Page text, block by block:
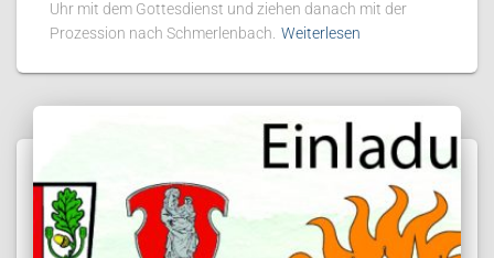
Uhr mit dem Gottesdienst und ziehen danach mit der
Prozession nach Schmerlenbach. Weiterlesen